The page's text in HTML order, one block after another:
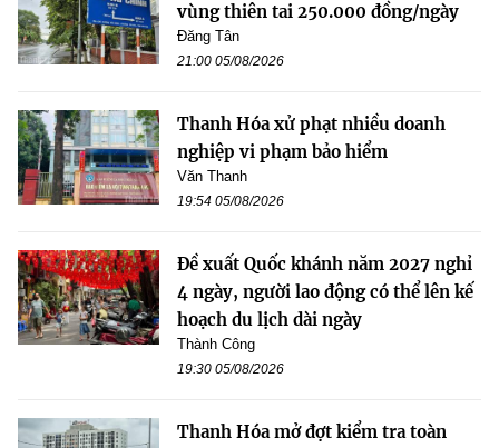
vùng thiên tai 250.000 đồng/ngày
Đăng Tân
21:00 05/08/2026
Thanh Hóa xử phạt nhiều doanh
nghiệp vi phạm bảo hiểm
Văn Thanh
19:54 05/08/2026
Đề xuất Quốc khánh năm 2027 nghỉ
4 ngày, người lao động có thể lên kế
hoạch du lịch dài ngày
Thành Công
19:30 05/08/2026
Thanh Hóa mở đợt kiểm tra toàn